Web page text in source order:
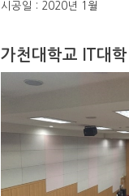
시공일 : 2020년 1월
가천대학교 IT대학